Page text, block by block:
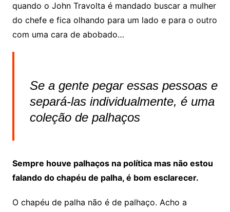
quando o John Travolta é mandado buscar a mulher
do chefe e fica olhando para um lado e para o outro
com uma cara de abobado…
Se a gente pegar essas pessoas e
separá-las individualmente, é uma
coleção de palhaços
Sempre houve palhaços na política mas não estou
falando do chapéu de palha, é bom esclarecer.
O chapéu de palha não é de palhaço. Acho a